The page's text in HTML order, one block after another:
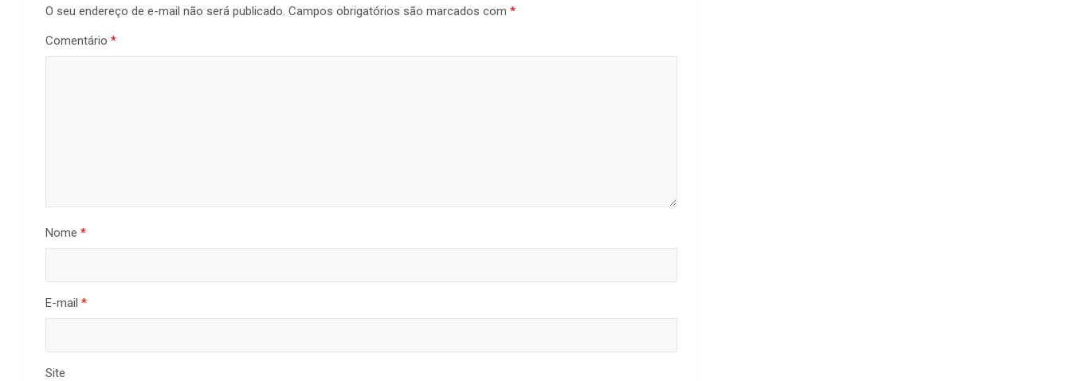
O seu endereço de e-mail não será publicado. Campos obrigatórios são marcados com *
Comentário *
Nome *
E-mail *
Site